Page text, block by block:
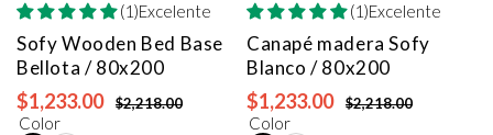
(1)Excelente
Sofy Wooden Bed Base
Bellota / 80x200
$1,233.00 $2,218.00
Color
(1)Excelente
Canapé madera Sofy
Blanco / 80x200
$1,233.00 $2,218.00
Color